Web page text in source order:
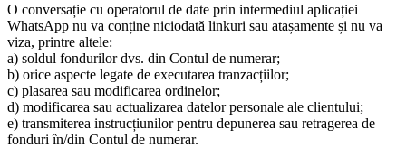
O conversație cu operatorul de date prin intermediul aplicației
WhatsApp nu va conține niciodată linkuri sau atașamente și nu va
viza, printre altele:
a) soldul fondurilor dvs. din Contul de numerar;
b) orice aspecte legate de executarea tranzacțiilor;
c) plasarea sau modificarea ordinelor;
d) modificarea sau actualizarea datelor personale ale clientului;
e) transmiterea instrucțiunilor pentru depunerea sau retragerea de
fonduri în/din Contul de numerar.